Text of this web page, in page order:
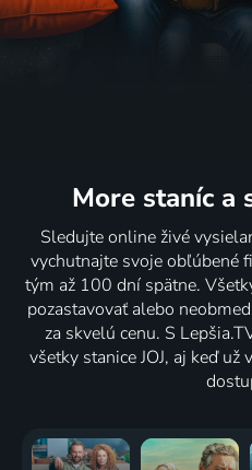
More staníc a
Sledujte online živé
vychutnajte svoje obľúbené
tým až 100 dní spätne.
pozastavovať alebo
za skvelú cenu. S
všetky stanice JOJ, aj keď